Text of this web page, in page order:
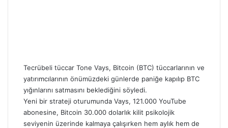
Tecrübeli tüccar Tone Vays, Bitcoin (BTC) tüccarlarının ve
yatırımcılarının önümüzdeki günlerde paniğe kapılıp BTC
yığınlarını satmasını beklediğini söyledi.
Yeni bir strateji oturumunda Vays, 121.000 YouTube
abonesine, Bitcoin 30.000 dolarlık kilit psikolojik
seviyenin üzerinde kalmaya çalışırken hem aylık hem de